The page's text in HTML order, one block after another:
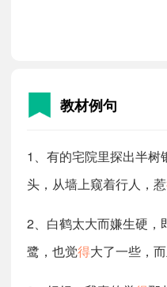
13、（děi）表示揣测的必
时间不早了，再不出发，
食堂里的饭简直吃不得
15、（děi）表示意志上
付出辛苦。
16、（de）助词。
17、（dé）获取，得到(跟
教材例句
1、有的宅院里探出半树
头，从墙上窥着行人，惹
2、白鹤太大而嫌生硬，
鹭，也觉得大了一些，